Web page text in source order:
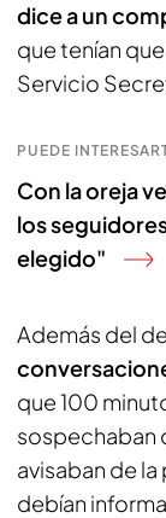
dice a un
que tenían
Servicio
PUEDE
Con la oreja
los
elegido"
Además del
que 100
sospechaban
avisaban de
debían